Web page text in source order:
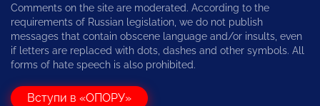
Comments on the site are moderated. According to the
requirements of Russian legislation, we do not publish
messages that contain obscene language and/or insults, even
if letters are replaced with dots, dashes and other symbols. All
forms of hate speech is also prohibited.
Вступи в «ОПОРУ»